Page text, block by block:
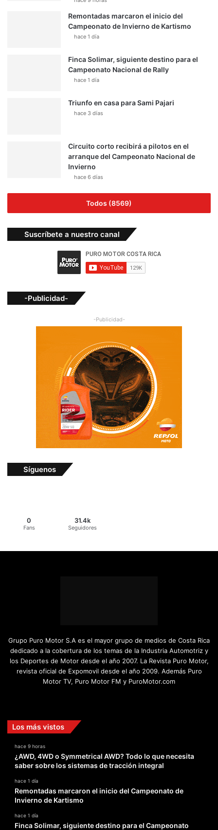
Remontadas marcaron el inicio del
Campeonato de Invierno de Kartismo
hace 1 día
Finca Solimar, siguiente destino para el
Campeonato Nacional de Rally
hace 1 día
Triunfo en casa para Sami Pajari
hace 3 días
Circuito corto recibirá a pilotos en el
arranque del Campeonato Nacional de
Invierno
hace 6 días
Todos (8569)
Suscríbete a nuestro canal
-Publicidad-
-Publicidad-
Síguenos
0
Fans
31.4k
Seguidores
Grupo Puro Motor S.A es el mayor grupo de medios de Costa Rica
dedicado a la cobertura de los temas de la Industria Automotriz y
los Deportes de Motor desde el año 2007. La Revista Puro Motor,
revista oficial de Expomovil desde el año 2009. Además Puro
Motor TV, Puro Motor FM y PuroMotor.com
Los más vistos
hace 9 horas
¿AWD, 4WD o Symmetrical AWD? Todo lo que necesita
saber sobre los sistemas de tracción integral
hace 1 día
Remontadas marcaron el inicio del Campeonato de
Invierno de Kartismo
hace 1 día
Finca Solimar, siguiente destino para el Campeonato